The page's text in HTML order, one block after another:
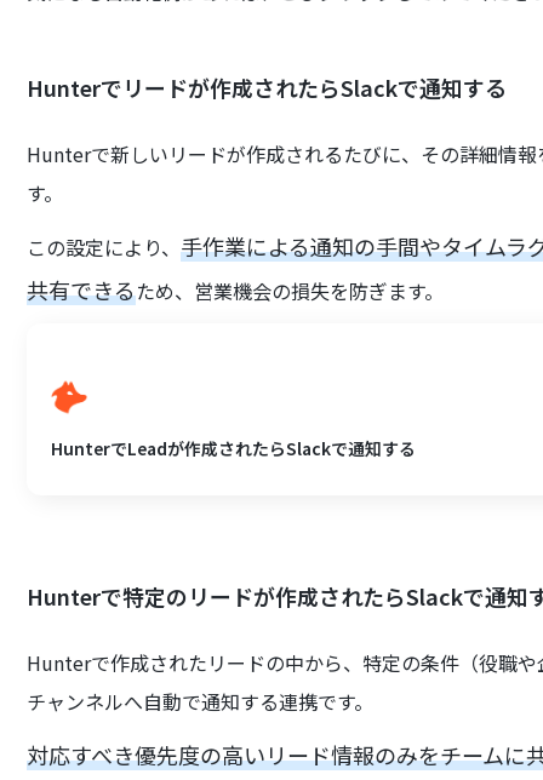
Hunterでリードが作成されたらSlackで通知する
Hunterで新しいリードが作成されるたびに、その詳細情
す。
この設定により、手作業による通知の手間やタイムラ
共有できるため、営業機会の損失を防ぎます。
HunterでLeadが作成されたらSlackで通知する
Hunterで特定のリードが作成されたらSlackで通知
Hunterで作成されたリードの中から、特定の条件（役職
チャンネルへ自動で通知する連携です。
対応すべき優先度の高いリード情報のみをチーム